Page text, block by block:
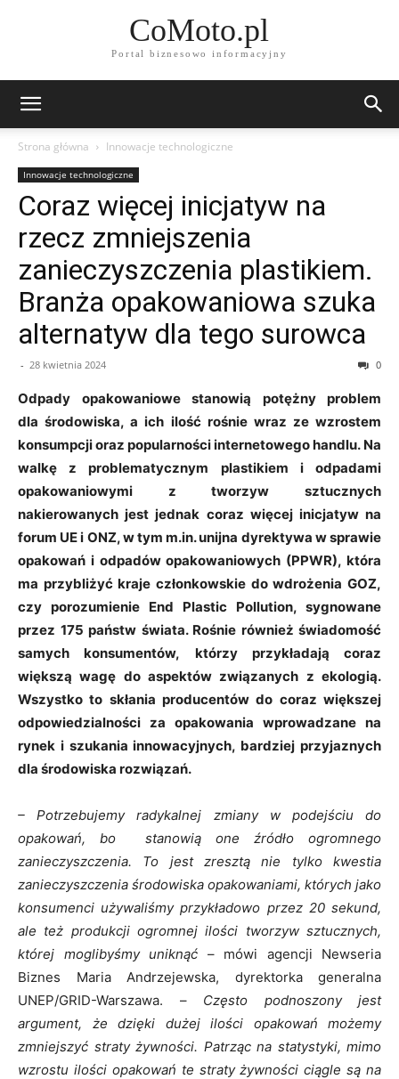
CoMoto.pl
Portal biznesowo informacyjny
Strona główna Innowacje technologiczne
Innowacje technologiczne
Coraz więcej inicjatyw na
rzecz zmniejszenia
zanieczyszczenia plastikiem.
Branża opakowaniowa szuka
alternatyw dla tego surowca
- 28 kwietnia 2024 0
Odpady opakowaniowe stanowią potężny problem
dla środowiska, a ich ilość rośnie wraz ze wzrostem
konsumpcji oraz popularności internetowego handlu. Na
walkę z problematycznym plastikiem i odpadami
opakowaniowymi z tworzyw sztucznych
nakierowanych jest jednak coraz więcej inicjatyw na
forum UE i ONZ, w tym m.in. unijna dyrektywa w sprawie
opakowań i odpadów opakowaniowych (PPWR), która
ma przybliżyć kraje członkowskie do wdrożenia GOZ,
czy porozumienie End Plastic Pollution, sygnowane
przez 175 państw świata. Rośnie również świadomość
samych konsumentów, którzy przykładają coraz
większą wagę do aspektów związanych z ekologią.
Wszystko to skłania producentów do coraz większej
odpowiedzialności za opakowania wprowadzane na
rynek i szukania innowacyjnych, bardziej przyjaznych
dla środowiska rozwiązań.
– Potrzebujemy radykalnej zmiany w podejściu do
opakowań, bo stanowią one źródło ogromnego
zanieczyszczenia. To jest zresztą nie tylko kwestia
zanieczyszczenia środowiska opakowaniami, których jako
konsumenci używaliśmy przykładowo przez 20 sekund,
ale też produkcji ogromnej ilości tworzyw sztucznych,
której moglibyśmy uniknąć – mówi agencji Newseria
Biznes Maria Andrzejewska, dyrektorka generalna
UNEP/GRID-Warszawa. –Często podnoszony jest
argument, że dzięki dużej ilości opakowań możemy
zmniejszyć straty żywności. Patrząc na statystyki, mimo
wzrostu ilości opakowań te straty żywności ciągle są na